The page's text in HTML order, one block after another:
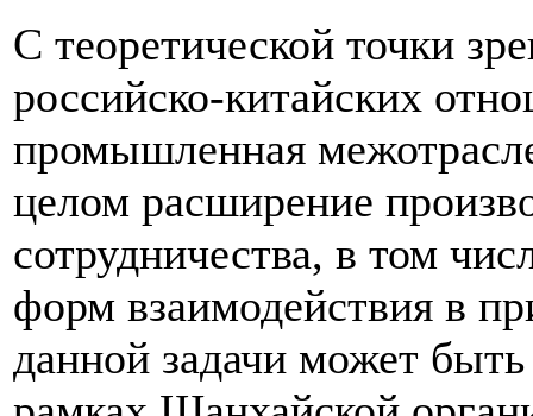
С теоретической точки
российско-китайских
промышленная
целом расширение
сотрудничества, в том
форм взаимодействия в
данной задачи может